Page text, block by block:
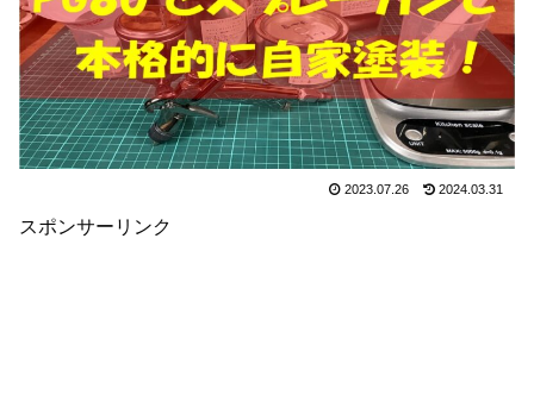
2023.07.26 2024.03.31
スポンサーリンク